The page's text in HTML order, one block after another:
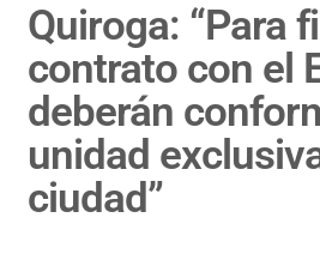
Quiroga: “Para
contrato con el
deberán
unidad
ciudad”